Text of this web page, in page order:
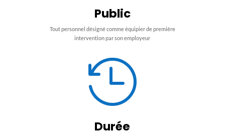
Public
Tout personnel désigné comme équipier de première
intervention par son employeur

Durée